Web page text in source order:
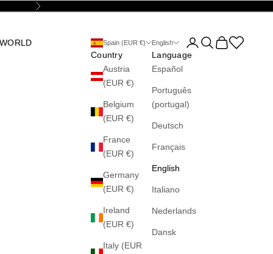
Next
Spain (EUR €)
Country
Austria
(EUR €)
Belgium
(EUR €)
France
(EUR €)
Germany
(EUR €)
Ireland
(EUR €)
Italy (EUR
English
Language
Español
Português
(portugal)
Deutsch
Français
English
Italiano
Nederlands
Dansk
Open account page
Open search
Open cart
Abrir la